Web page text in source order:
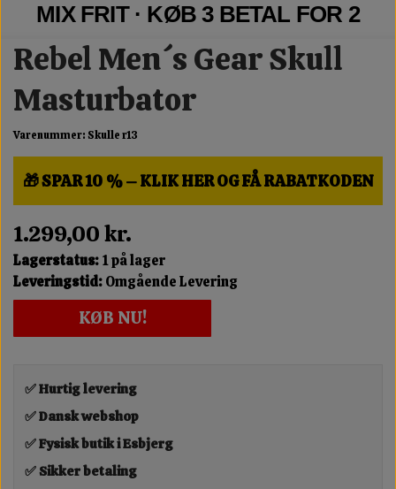
MIX FRIT · KØB 3 BETAL FOR 2
Rebel Men´s Gear Skull
Masturbator
Varenummer: Skulle r13
🎁 SPAR 10 % – KLIK HER OG FÅ RABATKODEN
1.299,00 kr.
Lagerstatus:1 på lager
Leveringstid:Omgående Levering
KØB NU!
✅ Hurtig levering
✅ Dansk webshop
✅ Fysisk butik i Esbjerg
✅ Sikker betaling